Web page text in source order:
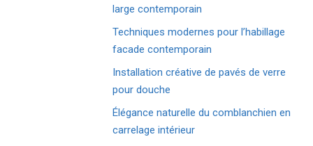
large contemporain
Techniques modernes pour l’habillage
facade contemporain
Installation créative de pavés de verre
pour douche
Élégance naturelle du comblanchien en
carrelage intérieur